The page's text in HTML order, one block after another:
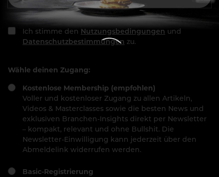
Ich stimme den Nutzungsbedingungen und
Datenschutzbestimmungen zu.
Wähle deinen Zugang:
Kostenlose Membership (empfohlen)
Voller und kostenloser Zugang zu allen Artikeln,
Videos & Masterclasses sowie die besten News und
exklusiven Branchen-Insights direkt per Newsletter
– kompakt, relevant und ohne Bullshit. Die
Newsletter-Einwilligung kann jederzeit über den
Abmeldelink widerrufen werden.
Basic-Registrierung